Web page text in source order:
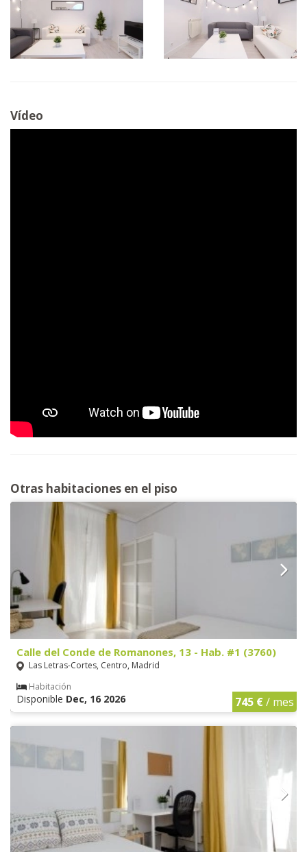
Vídeo
Otras habitaciones en el piso
Calle del Conde de Romanones, 13 - Hab. #1 (3760)
Las Letras-Cortes, Centro, Madrid
Habitación
Disponible Dec, 16 2026 745 €/ mes